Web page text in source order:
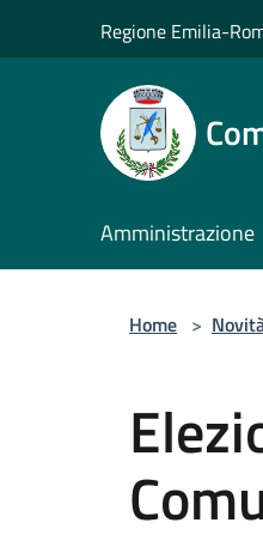
Regione Emilia-
Amministrazione
Home >